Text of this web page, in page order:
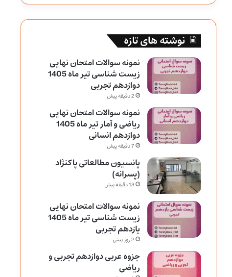
نوشته های تازه
نمونه سوالات امتحان نهایی
زیست شناسی تیر ماه 1405
دوازدهم تجربی
2 دقیقه پیش
نمونه سوالات امتحان نهایی
ریاضی و آمار تیر ماه 1405
دوازدهم انسانی
7 دقیقه پیش
پانسیون مطالعاتی پاکنژاد
(پسرانه)
13 دقیقه پیش
نمونه سوالات امتحان نهایی
زیست شناسی تیر ماه 1405
یازدهم تجربی
2 روز پیش
جزوه عربی دوازدهم تجربی و
ریاضی